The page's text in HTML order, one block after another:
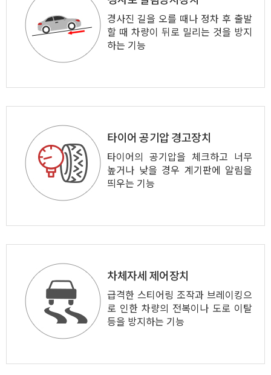
경사진 길을 오를 때나 정차 후 출발
할 때 차량이 뒤로 밀리는 것을 방지
하는 기능
타이어 공기압 경고장치
타이어의 공기압을 체크하고 너무
높거나 낮을 경우 계기판에 알림을
띄우는 기능
차체자세 제어장치
급격한 스티어링 조작과 브레이킹으
로 인한 차량의 전복이나 도로 이탈
등을 방지하는 기능